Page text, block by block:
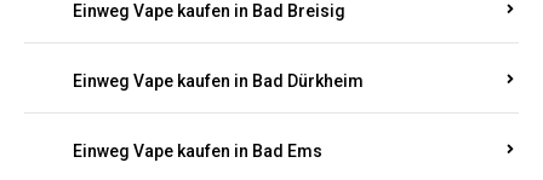
Einweg Vape kaufen in Bad Breisig
Einweg Vape kaufen in Bad Dürkheim
Einweg Vape kaufen in Bad Ems